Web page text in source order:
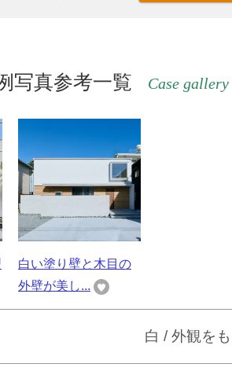
写真参考一覧 Case gallery
白い塗り壁と木目の
外壁が美し...
白 / 外観を